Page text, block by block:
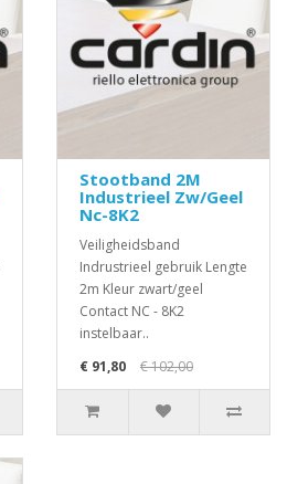
Stootband 2M
Industrieel Zw/Geel
Nc-8K2
Veiligheidsband
Indrustrieel gebruik Lengte
2m Kleur zwart/geel
Contact NC - 8K2
instelbaar..
€ 91,80
€ 102,00